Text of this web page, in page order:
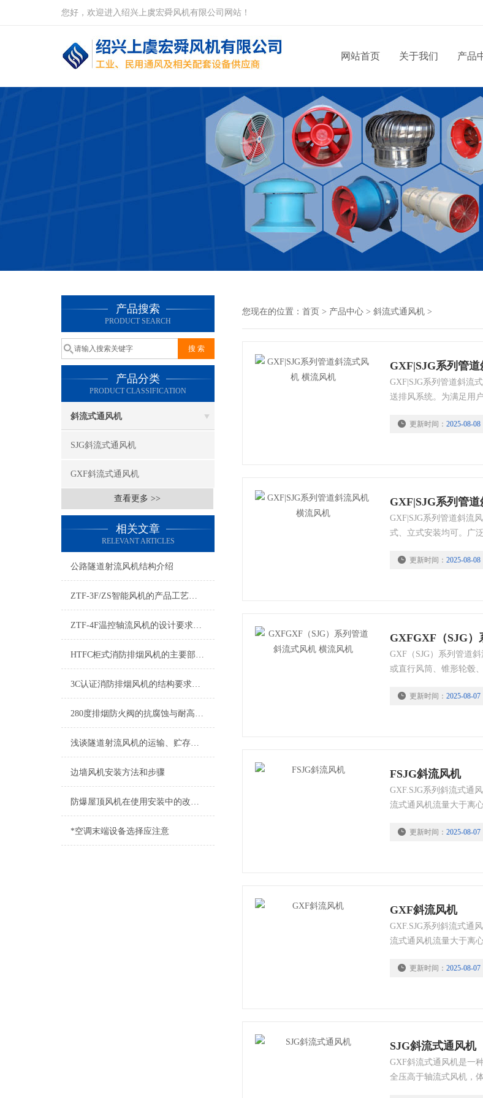
您好，欢迎进入绍兴上虞宏舜风机有限公司网站！
网站首页 关于我们 产品
产品搜索
PRODUCT SEARCH
产品分类
PRODUCT CLASSIFICATION
斜流式通风机
SJG斜流式通风机
GXF斜流式通风机
查看更多 >>
相关文章
RELEVANT ARTICLES
公路隧道射流风机结构介绍
ZTF-3F/ZS智能风机的产品工艺组成
ZTF-4F温控轴流风机的设计要求及安装前须知
HTFC柜式消防排烟风机的主要部件和安装使用说明
3C认证消防排烟风机的结构要求和安装
280度排烟防火阀的抗腐蚀与耐高温性能分析
浅谈隧道射流风机的运输、贮存注意事项
边墙风机安装方法和步骤
防爆屋顶风机在使用安装中的改进措施
*空调末端设备选择应注意
您现在的位置： 首页 > 产品中心 > 斜流式通风机 >
GXF|SJG系列管
GXF|SJG系列管道斜流
送排风系统。为满足用
更新时间： 2025-08-08
GXF|SJG系列管
GXF|SJG系列管道斜流
式、立式安装均可。广
更新时间： 2025-08-08
GXFGXF（SJG
GXF（SJG）系列管道
或直行风筒、锥形轮毂
构紧凑等优点，卧式、
更新时间： 2025-08-07
FSJG斜流风机
GXF.SJG系列斜流式通
流式通风机流量大于离
量和压力，提高了风机
更新时间： 2025-08-07
GXF斜流风机
GXF.SJG系列斜流式通
流式通风机流量大于离
量和压力，提高了风机
更新时间： 2025-08-07
SJG斜流式通风机
GXF斜流式通风机是一
全压高于轴流式风机，